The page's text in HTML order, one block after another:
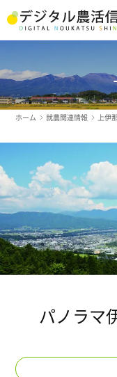
ホーム 就農関連情報 上伊
パノラマ